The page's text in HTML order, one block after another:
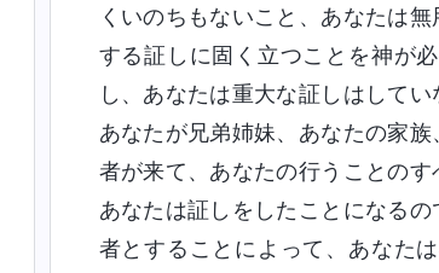
くいのちもないこと、あなたは
する証しに固く立つことを神が
し、あなたは重大な証しはして
あなたが兄弟姉妹、あなたの家
者が来て、あなたの行うことの
あなたは証しをしたことになる
者とすることによって、あなた